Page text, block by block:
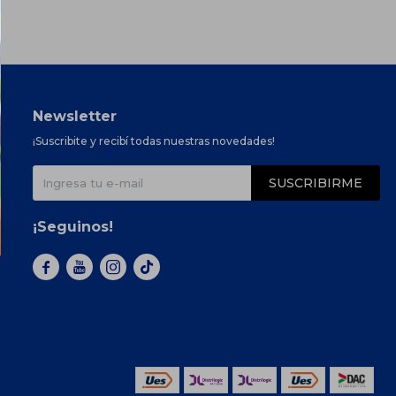
Newsletter
¡Suscribite y recibí todas nuestras novedades!
SUSCRIBIRME
¡Seguinos!
  